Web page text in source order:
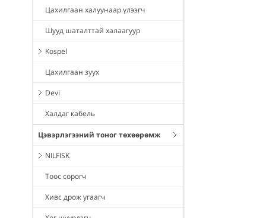
Цахилгаан халуунаар үлээгч
Шууд шаталттай халаагуур
Kospel
Цахилгаан зуух
Devi
Халдаг кабель
Цэвэрлэгээний тоног төхөөрөмж
NILFISK
Тоос сорогч
Хивс дрож угаагч